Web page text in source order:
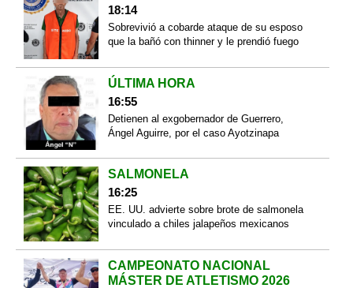
18:14
Sobrevivió a cobarde ataque de su esposo
que la bañó con thinner y le prendió fuego
ÚLTIMA HORA
16:55
Detienen al exgobernador de Guerrero,
Ángel Aguirre, por el caso Ayotzinapa
SALMONELA
16:25
EE. UU. advierte sobre brote de salmonela
vinculado a chiles jalapeños mexicanos
CAMPEONATO NACIONAL
MÁSTER DE ATLETISMO 2026